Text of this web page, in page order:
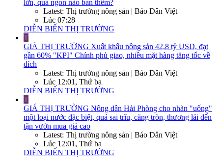
lớn, quả ngon nào bán thêm?
Latest: Thị trường nông sản | Báo Dân Việt
Lúc 07:28
DIỄN BIẾN THỊ TRƯỜNG
T
GIÁ THỊ TRƯỜNG Xuất khẩu nông sản 42,8 tỷ USD, đạt
gần 60% "KPI" Chính phủ giao, nhiều mặt hàng tăng tốc về
đích
Latest: Thị trường nông sản | Báo Dân Việt
Lúc 12:01, Thứ ba
DIỄN BIẾN THỊ TRƯỜNG
T
GIÁ THỊ TRƯỜNG Nông dân Hải Phòng cho nhãn "uống"
một loại nước đặc biệt, quả sai trĩu, căng tròn, thương lái đến
tận vườn mua giá cao
Latest: Thị trường nông sản | Báo Dân Việt
Lúc 12:01, Thứ ba
DIỄN BIẾN THỊ TRƯỜNG